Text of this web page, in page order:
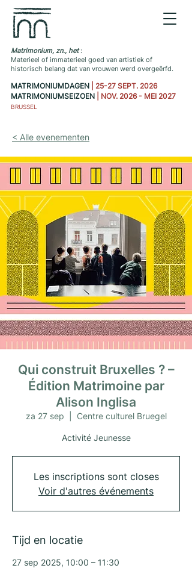
Matrimonium, zn., het:
Materieel of immaterieel goed van artistiek of
historisch belang dat van vrouwen werd overgeërfd.
MATRIMONIUMDAGEN | 25-27 SEPT. 2026
MATRIMONIUMSEIZOEN | NOV. 2026 - MEI 2027
BRUSSEL
< Alle evenementen
Qui construit Bruxelles ? –
Édition Matrimoine par
Alison Inglisa
za 27 sep Centre culturel Bruegel
Activité Jeunesse
Les inscriptions sont closes
Voir d'autres événements
Tijd en locatie
27 sep 2025, 10:00 – 11:30